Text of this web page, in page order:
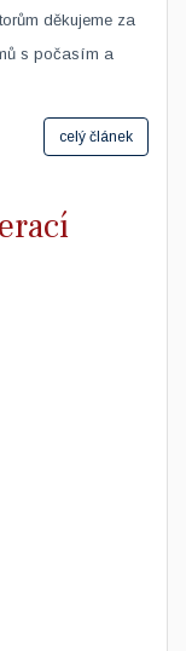
děkujeme za
s počasím a
celý článek